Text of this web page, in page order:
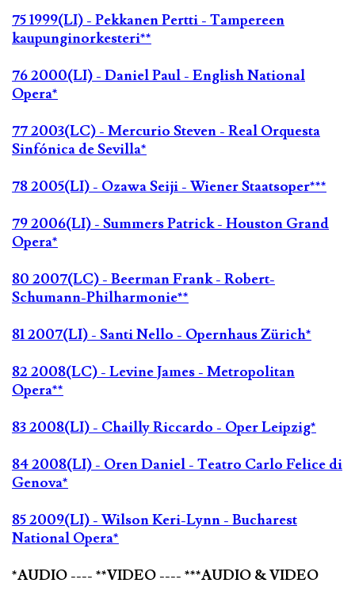
75 1999(LI) - Pekkanen Pertti - Tampereen
kaupunginorkesteri**
76 2000(LI) - Daniel Paul - English National
Opera*
77 2003(LC) - Mercurio Steven - Real Orquesta
Sinfónica de Sevilla*
78 2005(LI) - Ozawa Seiji - Wiener Staatsoper***
79 2006(LI) - Summers Patrick - Houston Grand
Opera*
80 2007(LC) - Beerman Frank - Robert-
Schumann-Philharmonie**
81 2007(LI) - Santi Nello - Opernhaus Zürich*
82 2008(LC) - Levine James - Metropolitan
Opera**
83 2008(LI) - Chailly Riccardo - Oper Leipzig*
84 2008(LI) - Oren Daniel - Teatro Carlo Felice di
Genova*
85 2009(LI) - Wilson Keri-Lynn - Bucharest
National Opera*
*AUDIO ---- **VIDEO ---- ***AUDIO & VIDEO